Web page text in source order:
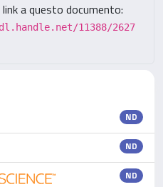
a questo documento:
11388/2627
ND
ND
ND